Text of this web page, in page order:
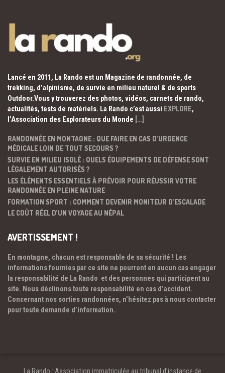
Lancé en 2011, La Rando est un Magazine de randonnée, de
trekking, d’alpinisme, de survie en milieu naturel & de sports
Outdoor.Vous y trouverez des photos, vidéos, carnets de rando,
actualités, tests de matériels. La Rando c’est aussi EXPLORE,
l’Association des Explorateurs du Monde […]
RANDONNÉE EN MONTAGNE : QUE FAIRE EN CAS D’URGENCE
MÉDICALE LOIN DE TOUT SECOURS ?
SURVIE EN MILIEU ISOLÉ : QUELS ÉQUIPEMENTS DE DÉFENSE SONT
LÉGALEMENT AUTORISÉS ?
LES ÉLÉMENTS ESSENTIELS À PRÉVOIR POUR RÉUSSIR VOTRE
RANDONNÉE EN PLEINE NATURE
FORMATION SPORT : COMMENT DEVENIR MONITEUR D’ESCALADE
LE COÛT RÉEL D’UN VOYAGE AU NÉPAL
AVERTISSEMENT !
En montagne, chacun est responsable de sa sécurité ! Les
informations fournies par ce site ne pourront en aucun cas engager
la responsabilité de La Rando et des personnes qui participent au
site. Nous déclinons toute responsabilité en cas d’accident.
Concernant nos sorties randonnées, n’hésitez pas à nous contacter
pour toute demande d’information.
La Rando : Association immatriculée au tribunal d’instance de